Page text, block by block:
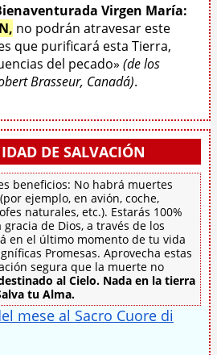
Virgen María:
no podrán atravesar este
que purificará esta Tierra,
del pecado» (de los
Brasseur, Canadá).
DE SALVACIÓN
beneficios: No habrá muertes
ejemplo, en avión, coche,
naturales, etc.). Estarás 100%
de Dios, a través de los
en el último momento de tu vida
Promesas. Aprovecha estas
segura que la muerte no
al Cielo. Nada en la tierra
tu Alma.